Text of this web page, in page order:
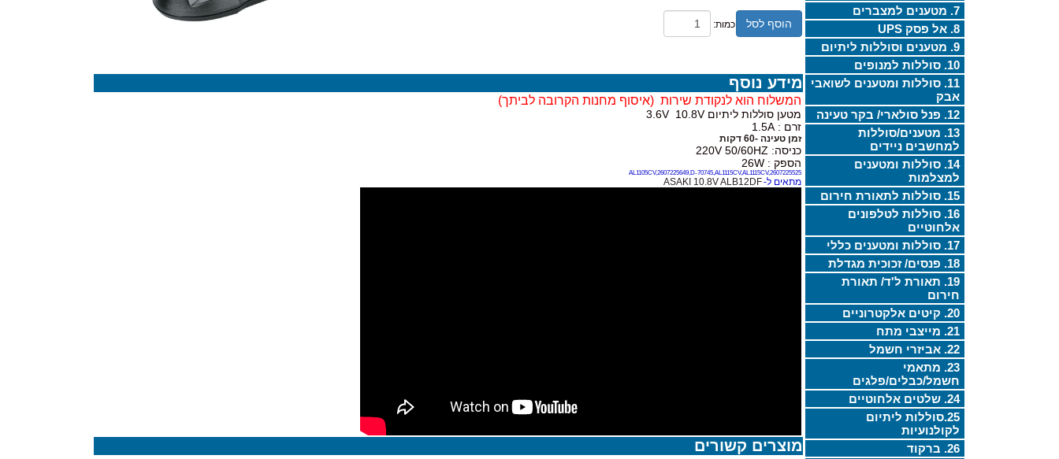
7. מטענים למצברים
8. אל פסק UPS
9. מטענים וסוללות ליתיום
10. סוללות למנופים
11. סוללות ומטענים לשואבי
אבק
12. פנל סולארי/ בקר טעינה
13. מטענים/סוללות
למחשבים ניידים
14. סוללות ומטענים
למצלמות
15. סוללות לתאורת חירום
16. סוללות לטלפונים
אלחוטיים
17. סוללות ומטענים כללי
18. פנסים/ זכוכית מגדלת
19. תאורת ל'ד/ תאורת
חירום
20. קיטים אלקטרוניים
21. מייצבי מתח
22. אביזרי חשמל
23. מתאמי
חשמל/כבלים/פלגים
24. שלטים אלחוטיים
25.סוללות ליתיום
לקולנועיות
26. ברקוד
הוסף לסל כמות:
מידע נוסף
המשלוח הוא לנקודת שירות (איסוף מחנות הקרובה לביתך)
מטען סוללות ליתיום 3.6V 10.8V
זרם : 1.5A
זמן טעינה -60 דקות
כניסה: 220V 50/60HZ
הספק : 26W
AL1105CV,2607225649,D-70745,AL1115CV,AL1115CV,2607225525
מתאים ל-ASAKI 10.8V ALB12DF
מוצרים קשורים